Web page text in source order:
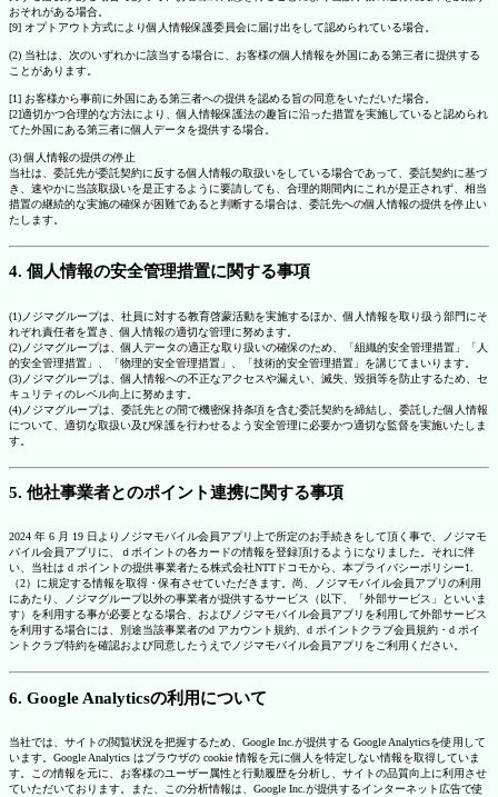
おそれがある場合。
[9] オプトアウト方式により個人情報保護委員会に届け出をして認められている場合。
(2) 当社は、次のいずれかに該当する場合に、お客様の個人情報を外国にある第三者に提供する
ことがあります。
[1] お客様から事前に外国にある第三者への提供を認める旨の同意をいただいた場合。
[2]適切かつ合理的な方法により、個人情報保護法の趣旨に沿った措置を実施していると認められ
てた外国にある第三者に個人データを提供する場合。
(3) 個人情報の提供の停止
当社は、委託先が委託契約に反する個人情報の取扱いをしている場合であって、委託契約に基づ
き、速やかに当該取扱いを是正するように要請しても、合理的期間内にこれが是正されず、相当
措置の継続的な実施の確保が困難であると判断する場合は、委託先への個人情報の提供を停止い
たします。
4. 個人情報の安全管理措置に関する事項
(1)ノジマグループは、社員に対する教育啓蒙活動を実施するほか、個人情報を取り扱う部門にそ
れぞれ責任者を置き、個人情報の適切な管理に努めます。
(2)ノジマグループは、個人データの適正な取り扱いの確保のため、「組織的安全管理措置」「人
的安全管理措置」、「物理的安全管理措置」、「技術的安全管理措置」を講じてまいります。
(3)ノジマグループは、個人情報への不正なアクセスや漏えい、滅失、毀損等を防止するため、セ
キュリティのレベル向上に努めます。
(4)ノジマグループは、委託先との間で機密保持条項を含む委託契約を締結し、委託した個人情報
について、適切な取扱い及び保護を行わせるよう安全管理に必要かつ適切な監督を実施いたしま
す。
5. 他社事業者とのポイント連携に関する事項
2024 年 6 月 19 日よりノジマモバイル会員アプリ上で所定のお手続きをして頂く事で、ノジマモ
バイル会員アプリに、ｄポイントの各カードの情報を登録頂けるようになりました。それに伴
い、当社は d ポイントの提供事業者たる株式会社NTTドコモから、本プライバシーポリシー1.
（2）に規定する情報を取得・保有させていただきます。尚、ノジマモバイル会員アプリの利用
にあたり、ノジマグループ以外の事業者が提供するサービス（以下、「外部サービス」といいま
す）を利用する事が必要となる場合、およびノジマモバイル会員アプリを利用して外部サービス
を利用する場合には、別途当該事業者のd アカウント規約、d ポイントクラブ会員規約・d ポイ
ントクラブ特約を確認および同意したうえでノジマモバイル会員アプリをご利用ください。
6. Google Analyticsの利用について
当社では、サイトの閲覧状況を把握するため、Google Inc.が提供する Google Analyticsを使用して
います。Google Analytics はブラウザの cookie 情報を元に個人を特定しない情報を取得していま
す。この情報を元に、お客様のユーザー属性と行動履歴を分析し、サイトの品質向上に利用させ
ていただいております。また、この分析情報は、Google Inc.が提供するインターネット広告で使